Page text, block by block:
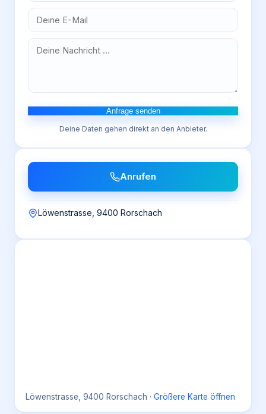
Anfrage senden
Deine Daten gehen direkt an den Anbieter.
Anrufen
Löwenstrasse, 9400 Rorschach
Löwenstrasse, 9400 Rorschach · Größere Karte öffnen